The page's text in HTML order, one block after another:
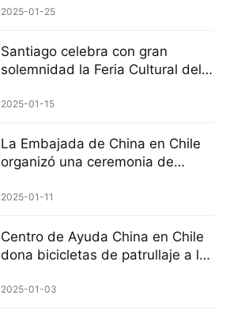
2025-01-25
Santiago celebra con gran
solemnidad la Feria Cultural del
Serpiente.
2025-01-15
La Embajada de China en Chile
organizó una ceremonia de
Nuevo y sostuvo un encuentro
comunidad china.
2025-01-11
Centro de Ayuda China en Chile
dona bicicletas de patrullaje a la
2025-01-03